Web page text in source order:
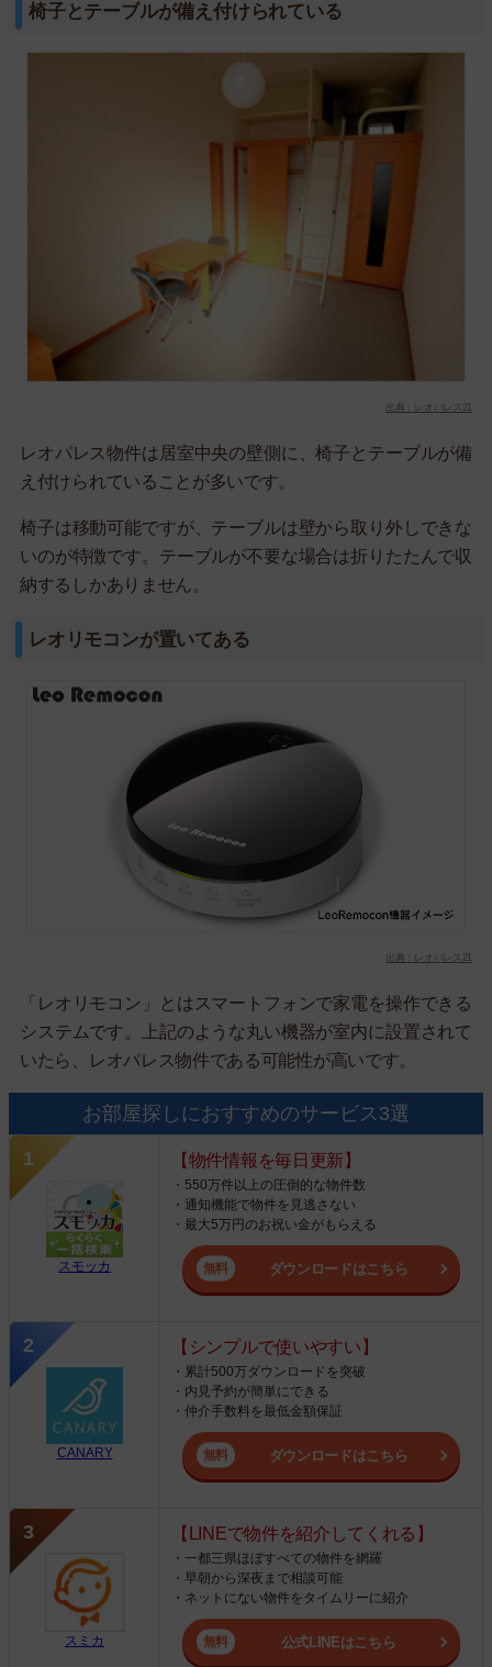
椅子とテーブルが備え付けられている
出典：レオパレス21
レオパレス物件は居室中央の壁側に、椅子とテーブルが備
え付けられていることが多いです。
椅子は移動可能ですが、テーブルは壁から取り外しできな
いのが特徴です。テーブルが不要な場合は折りたたんで収
納するしかありません。
レオリモコンが置いてある
出典：レオパレス21
「レオリモコン」とはスマートフォンで家電を操作できる
システムです。上記のような丸い機器が室内に設置されて
いたら、レオパレス物件である可能性が高いです。
お部屋探しにおすすめのサービス3選
スモッカ
【物件情報を毎日更新】
・550万件以上の圧倒的な物件数
・通知機能で物件を見逃さない
・最大5万円のお祝い金がもらえる
ダウンロードはこちら
CANARY
【シンプルで使いやすい】
・累計500万ダウンロードを突破
・内見予約が簡単にできる
・仲介手数料を最低金額保証
ダウンロードはこちら
スミカ
【LINEで物件を紹介してくれる】
・一都三県ほぼすべての物件を網羅
・早朝から深夜まで相談可能
・ネットにない物件をタイムリーに紹介
公式LINEはこちら